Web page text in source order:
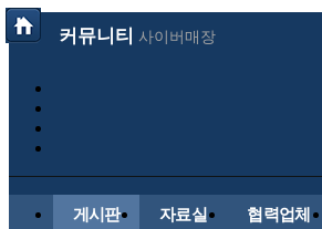
커뮤니티 사이버매장
게시판 자료실 협력업체